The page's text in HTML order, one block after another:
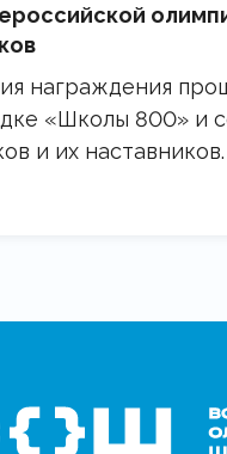
награждения
«Школы 800» и
и их наставников.